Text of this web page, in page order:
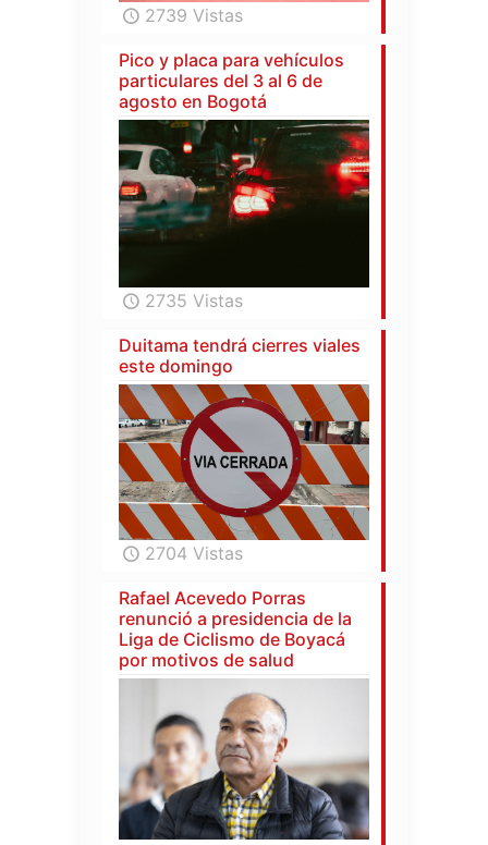
2739 Vistas
Pico y placa para vehículos
particulares del 3 al 6 de
agosto en Bogotá
2735 Vistas
Duitama tendrá cierres viales
este domingo
2704 Vistas
Rafael Acevedo Porras
renunció a presidencia de la
Liga de Ciclismo de Boyacá
por motivos de salud